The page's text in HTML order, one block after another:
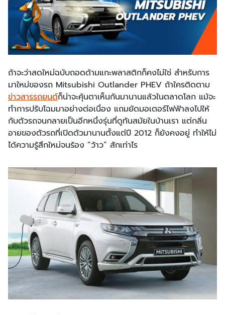
ถ้าจะว่าสดใหม่ฉบับถอดด้ามแกะพลาสติกก็คงไม่ใช่ สำหรับการ
มาใหม่ของรถ Mitsubishi Outlander PHEV ถ้าใครติดตาม
ข่าวสารรถยนต์ก็น่าจะคุ้นตาเห็นกันมานานแล้วในตลาดโลก แม้จะ
ทำการปรับโฉมมาอย่างต่อเนื่อง แถมยัดมอเตอร์ไฟฟ้าลงไปให้
กับตัวรถจนกลายเป็นอีกหนึ่งรุ่นที่ดูทันสมัยในบ้านเรา แต่กลิ่น
อายของตัวรถที่เปิดตัวมานานตั้งแต่ปี 2012 ก็ยังคงอยู่ ทำให้ไม่
ได้ความรู้สึกใหม่จนร้อง “ว้าว” สักเท่าไร